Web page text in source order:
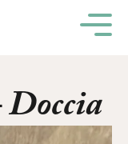
Doccia